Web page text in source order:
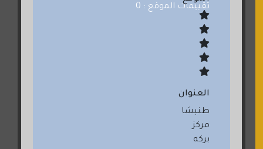
تقييمات الموقع : 0
العنوان
طنبشا
مركز
بركه